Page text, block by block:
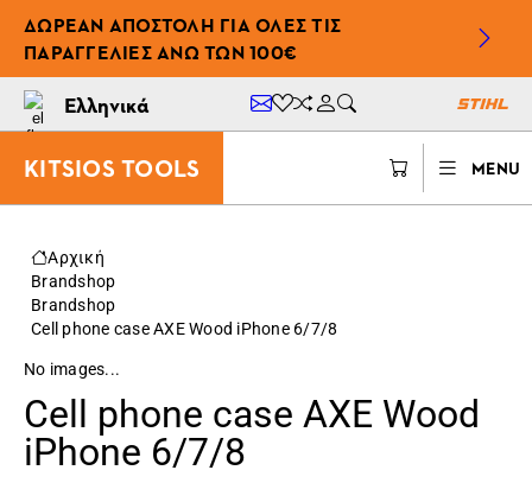
ΔΩΡΕΆΝ ΑΠΟΣΤΟΛΉ ΓΙΑ ΌΛΕΣ ΤΙΣ
ΠΑΡΑΓΓΕΛΊΕΣ ΆΝΩ ΤΩΝ 100€
Ελληνικά
KITSIOS TOOLS MENU
Αρχική
Brandshop
Brandshop
Cell phone case AXE Wood iPhone 6/7/8
No images...
Cell phone case AXE Wood
iPhone 6/7/8